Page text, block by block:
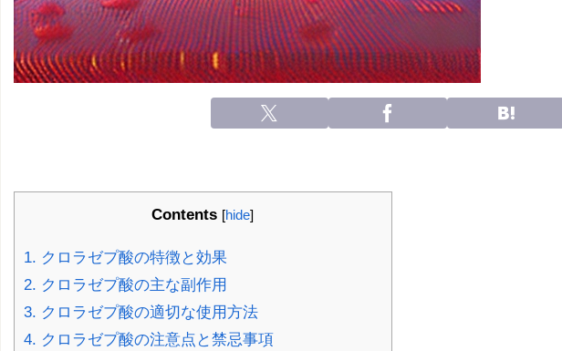
Contents [hide]
1. クロラゼプ酸の特徴と効果
2. クロラゼプ酸の主な副作用
3. クロラゼプ酸の適切な使用方法
4. クロラゼプ酸の注意点と禁忌事項